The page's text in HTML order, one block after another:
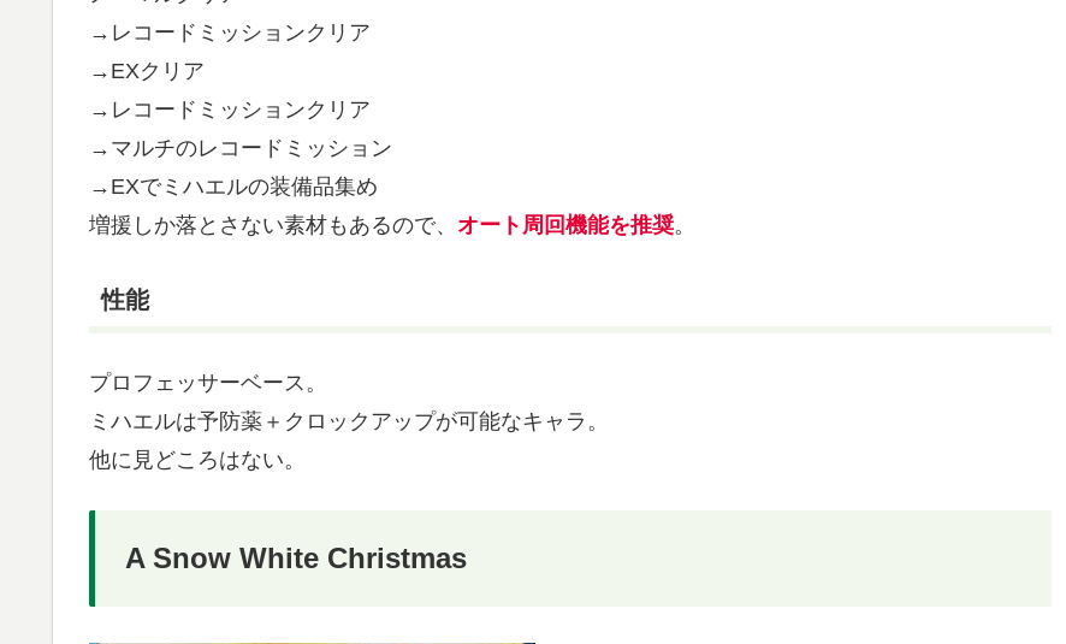
→レコードミッションクリア
→EXクリア
→レコードミッションクリア
→マルチのレコードミッション
→EXでミハエルの装備品集め
増援しか落とさない素材もあるので、 オート周回機能を推奨。
性能
プロフェッサーベース。
ミハエルは予防薬＋クロックアップが可能なキャラ。
他に見どころはない。
A Snow White Christmas